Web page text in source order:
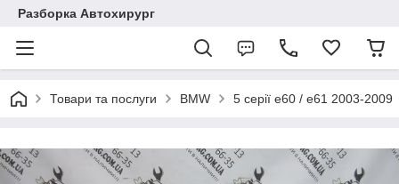
Разборка Автохирург
Товари та послуги BMW 5 серії e60 / e61 2003-2009